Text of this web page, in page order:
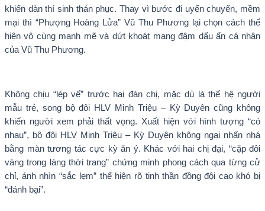
khiến dàn thí sinh thán phục. Thay vì bước đi uyển chuyển, mềm
mại thì “Phượng Hoàng Lửa” Vũ Thu Phương lại chọn cách thể
hiện vô cùng mạnh mẽ và dứt khoát mang đậm dấu ấn cá nhân
của Vũ Thu Phương.
Không chịu “lép vế” trước hai đàn chị, mặc dù là thế hệ người
mẫu trẻ, song bộ đôi HLV Minh Triệu – Kỳ Duyên cũng không
khiến người xem phải thất vọng. Xuất hiện với hình tượng “có
nhau”, bộ đôi HLV Minh Triệu – Kỳ Duyên không ngại nhấn nhá
bằng màn tương tác cực kỳ ăn ý. Khác với hai chị đại, “cặp đôi
vàng trong làng thời trang” chứng minh phong cách qua từng cử
chỉ, ánh nhìn “sắc lẹm” thể hiện rõ tinh thần đồng đội cao khó bị
“đánh bại”.